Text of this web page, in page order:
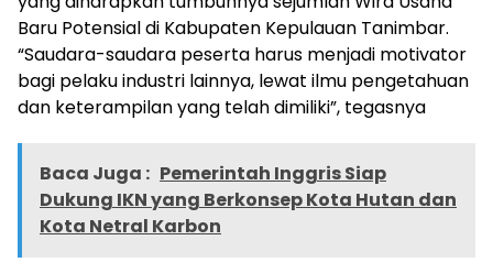
Baru Potensial di Kabupaten Kepulauan Tanimbar.
“Saudara-saudara peserta harus menjadi motivator
bagi pelaku industri lainnya, lewat ilmu pengetahuan
dan keterampilan yang telah dimiliki”, tegasnya
Baca Juga : Pemerintah Inggris Siap
Dukung IKN yang Berkonsep Kota Hutan dan
Kota Netral Karbon